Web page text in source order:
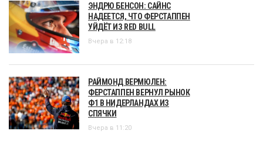
ЭНДРЮ БЕНСОН: САЙНС
НАДЕЕТСЯ, ЧТО ФЕРСТАППЕН
УЙДЁТ ИЗ RED BULL
Вчера в 12:18
РАЙМОНД ВЕРМЮЛЕН:
ФЕРСТАППЕН ВЕРНУЛ РЫНОК
Ф1 В НИДЕРЛАНДАХ ИЗ
СПЯЧКИ
Вчера в 11:20